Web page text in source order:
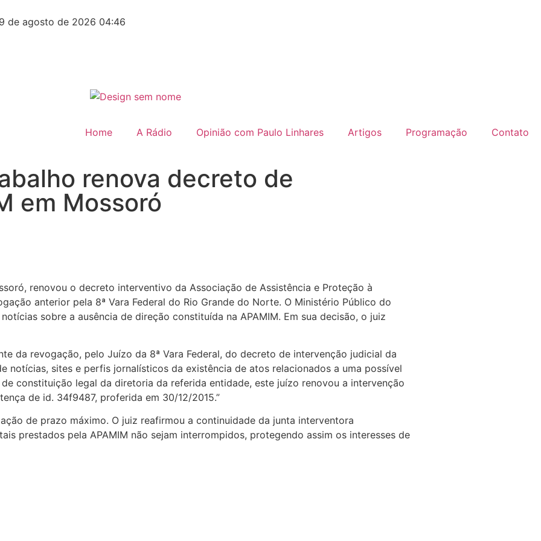
de agosto de 2026 04:46
Home A Rádio Opinião com Paulo Linhares Artigos Programação Contato
renova decreto de
em Mossoró
renovou o decreto interventivo da Associação de Assistência e Proteção à
anterior pela 8ª Vara Federal do Rio Grande do Norte. O Ministério Público do
sobre a ausência de direção constituída na APAMIM. Em sua decisão, o juiz
da revogação, pelo Juízo da 8ª Vara Federal, do decreto de intervenção judicial da
notícias, sites e perfis jornalísticos da existência de atos relacionados a uma possível
constituição legal da diretoria da referida entidade, este juízo renovou a intervenção
de id. 34f9487, proferida em 30/12/2015.”
de prazo máximo. O juiz reafirmou a continuidade da junta interventora
prestados pela APAMIM não sejam interrompidos, protegendo assim os interesses de